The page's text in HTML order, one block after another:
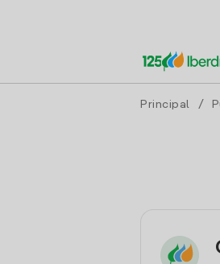
Principal /